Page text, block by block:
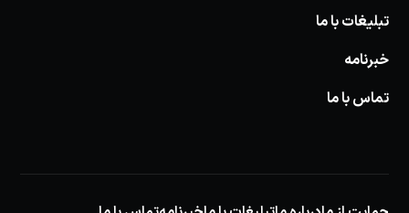
تبلیغات با ما
خبرنامه
تماس با ما